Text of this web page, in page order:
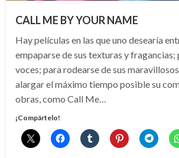
CALL ME BY YOUR NAME
Hay películas en las que uno desearía
empaparse de sus texturas y fragancias;
voces; para rodearse de sus
alargar el máximo tiempo posible su
obras, como Call Me…
¡Compártelo!